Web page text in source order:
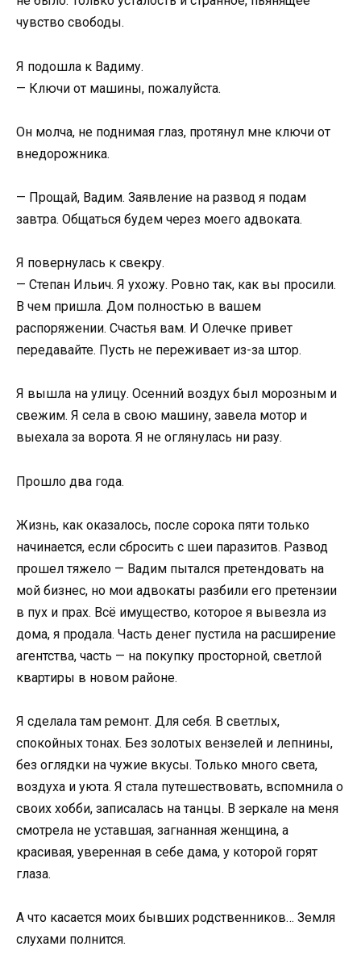
чувство свободы.
Я подошла к Вадиму.
— Ключи от машины, пожалуйста.
Он молча, не поднимая глаз, протянул мне ключи от
внедорожника.
— Прощай, Вадим. Заявление на развод я подам
завтра. Общаться будем через моего адвоката.
Я повернулась к свекру.
— Степан Ильич. Я ухожу. Ровно так, как вы просили.
В чем пришла. Дом полностью в вашем
распоряжении. Счастья вам. И Олечке привет
передавайте. Пусть не переживает из-за штор.
Я вышла на улицу. Осенний воздух был морозным и
свежим. Я села в свою машину, завела мотор и
выехала за ворота. Я не оглянулась ни разу.
Прошло два года.
Жизнь, как оказалось, после сорока пяти только
начинается, если сбросить с шеи паразитов. Развод
прошел тяжело — Вадим пытался претендовать на
мой бизнес, но мои адвокаты разбили его претензии
в пух и прах. Всё имущество, которое я вывезла из
дома, я продала. Часть денег пустила на расширение
агентства, часть — на покупку просторной, светлой
квартиры в новом районе.
Я сделала там ремонт. Для себя. В светлых,
спокойных тонах. Без золотых вензелей и лепнины,
без оглядки на чужие вкусы. Только много света,
воздуха и уюта. Я стала путешествовать, вспомнила о
своих хобби, записалась на танцы. В зеркале на меня
смотрела не уставшая, загнанная женщина, а
красивая, уверенная в себе дама, у которой горят
глаза.
А что касается моих бывших родственников… Земля
слухами полнится.